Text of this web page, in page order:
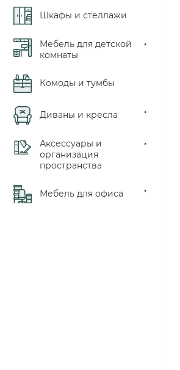
Шкафы и стеллажи
Мебель для детской
комнаты
Комоды и тумбы
Диваны и кресла
Аксессуары и
организация
пространства
Мебель для офиса